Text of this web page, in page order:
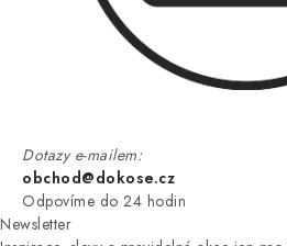
Dotazy e-mailem:
obchod@dokose.cz
Odpovíme do 24 hodin
Newsletter